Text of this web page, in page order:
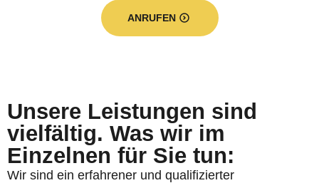
ANRUFEN
Unsere Leistungen sind
vielfältig. Was wir im
Einzelnen für Sie tun:
Wir sind ein erfahrener und qualifizierter